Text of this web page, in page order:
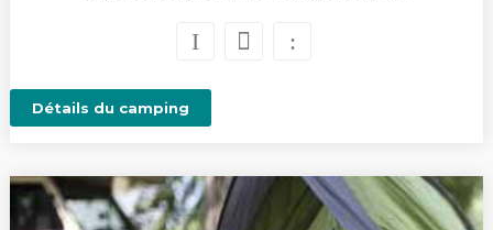
Détails du camping